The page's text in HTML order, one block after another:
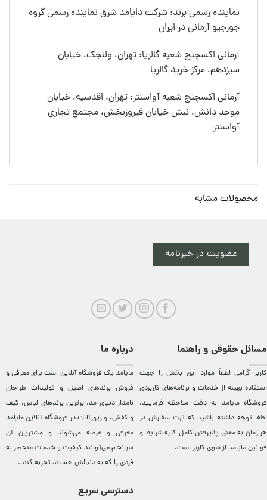
نماینده رسمی برند: شرکت دایامد شرق نماینده رسمی گروه
جورجیو آرمانی در ایران
آرمانی اکسچنج شعبه گالریا: تهران، ولنجک، خیابان
سیزدهم، مرکز خرید گالریا
آرمانی اکسچنج شعبه آواسنتر: تهران، اقدسیه، خیابان
موحد دانش، نبش خیابان فیروزبخش، مجتمع تجاری
آواسنتر
محصولات مشابه
عضویت در خبرنامه
مسائل حقوقی و راهنما
کاربر گرامی لطفاً موارد این بخش را جهت
استفاده بهینه از خدمات و برنامه‌‏های کاربردی
فروشگاه مایامد به دقت ملاحظه فرمایید.
لطفا توجه داشته باشید که ثبت سفارش در
هر زمان به معنی پذیرفتن کامل کلیهشرایط و
قوانین مایامداز سوی کاربر است.
درباره ما
مایامد يک فروشگاه آنلاين است برای معرفی و
فروش برندهای اصيل و توليدات طراحان
نامدار دنيای مد. برترين‌ برندهای لباس، کيف
و کفش، و زيورآلات در فروشگاه آنلاين مایامد
معرفی و عرضه می‌شوند و مشتريان آن
سرانجام می‌توانند کيفيت و خدمات منحصر به
فردی را که به دنبالش هستند تجربه کنند.
دسترسی سریع